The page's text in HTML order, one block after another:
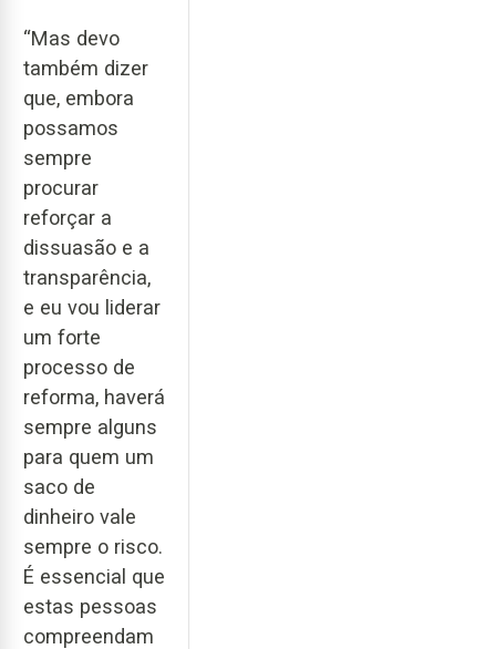
“Mas devo
também dizer
que, embora
possamos
sempre
procurar
reforçar a
dissuasão e a
transparência,
e eu vou liderar
um forte
processo de
reforma, haverá
sempre alguns
para quem um
saco de
dinheiro vale
sempre o risco.
É essencial que
estas pessoas
compreendam